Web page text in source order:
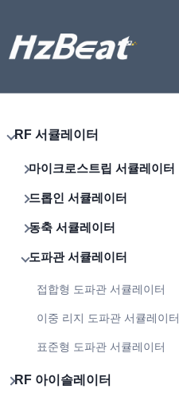
RF 서큘레이터
마이크로스트립 서큘레이터
드롭인 서큘레이터
동축 서큘레이터
도파관 서큘레이터
접합형 도파관 서큘레이터
이중 리지 도파관 서큘레이터
표준형 도파관 서큘레이터
RF 아이솔레이터